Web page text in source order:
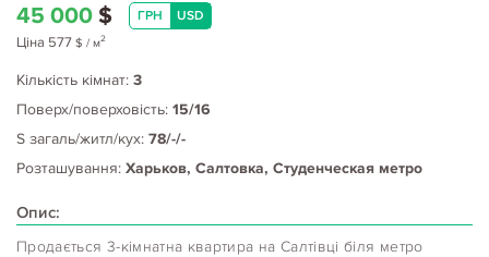
45 000 $ ГРН USD
Ціна 577 $ / м2
Кількість кімнат: 3
Поверх/поверховість: 15/16
S загаль/житл/кух: 78/-/-
Розташування: Харьков, Салтовка, Студенческая метро
Опис:
Продається 3-кімнатна квартира на Салтівці біля метро